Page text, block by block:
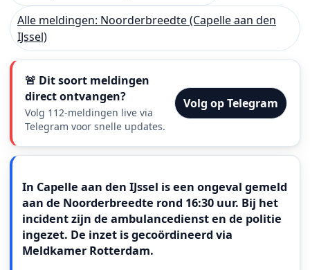
Alle meldingen: Noorderbreedte (Capelle aan den
IJssel)
🚨 Dit soort meldingen
direct ontvangen?
Volg 112-meldingen live via
Telegram voor snelle updates.
Volg op Telegram
In Capelle aan den IJssel is een ongeval gemeld
aan de Noorderbreedte rond 16:30 uur. Bij het
incident zijn de ambulancedienst en de politie
ingezet. De inzet is gecoördineerd via
Meldkamer Rotterdam.